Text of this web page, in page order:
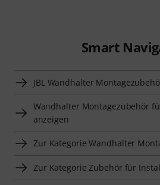
Smart
JBL Wandhalter
Wandhalter Montagezubehör
anzeigen
Zur Kategorie Wandhalter
Zur Kategorie Zubehör für